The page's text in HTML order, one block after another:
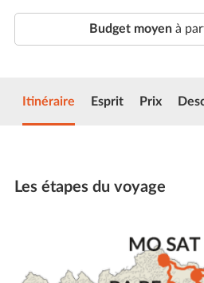
Budget moyen à
Itinéraire Esprit Prix
Les étapes du voyage